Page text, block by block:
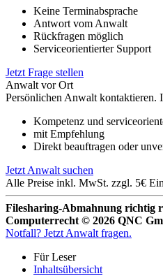
Keine Terminabsprache
Antwort vom Anwalt
Rückfragen möglich
Serviceorientierter Support
Jetzt Frage stellen
Anwalt vor Ort
Persönlichen Anwalt kontaktieren.
Kompetenz und
mit Empfehlung
Direkt beauftragen oder
Jetzt Anwalt suchen
Alle Preise inkl. MwSt. zzgl. 5€
Filesharing-Abmahnung richtig
Computerrecht © 2026 QNC
Notfall? Jetzt Anwalt fragen.
Für Leser
Inhaltsübersicht